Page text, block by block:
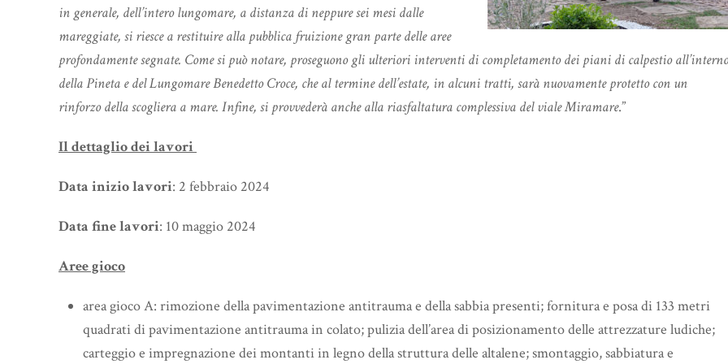
in generale, dell’intero lungomare, a distanza di neppure sei mesi dalle
mareggiate, si riesce a restituire alla pubblica fruizione gran parte delle aree
profondamente segnate. Come si può notare, proseguono gli ulteriori interventi di completamento dei piani di calpestio all’interno
della Pineta e del Lungomare Benedetto Croce, che al termine dell’estate, in alcuni tratti, sarà nuovamente protetto con un
rinforzo della scogliera a mare. Infine, si provvederà anche alla riasfaltatura complessiva del viale Miramare.”
Il dettaglio dei lavori
Data inizio lavori: 2 febbraio 2024
Data fine lavori: 10 maggio 2024
Aree gioco
area gioco A: rimozione della pavimentazione antitrauma e della sabbia presenti; fornitura e posa di 133 metri
quadrati di pavimentazione antitrauma in colato; pulizia dell’area di posizionamento delle attrezzature ludiche;
carteggio e impregnazione dei montanti in legno della struttura delle altalene; smontaggio, sabbiatura e